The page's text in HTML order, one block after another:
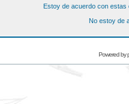
Estoy de acuerdo con
No estoy de
Powered by